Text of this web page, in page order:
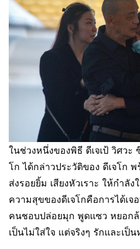
ในช่วงหนึ่งของพิธี ดีเจเป้ วิศวะ
โก ได้กล่าวประวัติของ ดีเจโก
ส่งรอยยิ้ม เสียงหัวเราะ ให้กำลั
ความสุขของดีเจโกคือการได้เ
คนชอบปล่อยมุก พูดแซว หยอก
เป็นไม่ใส่ใจ แต่จริงๆ รักและเป็น